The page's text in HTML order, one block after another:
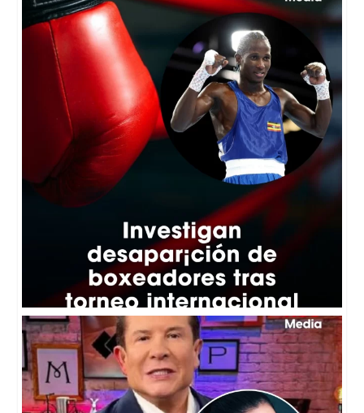
🚨🥊La Policía de Escocia investiga la...
🔥👀 Gustavo Adolfo Infante le respondió de forma...
5 0